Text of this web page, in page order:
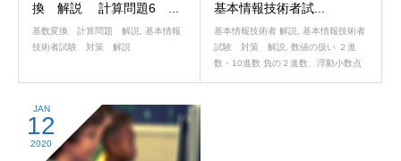
換 解説 計算問題6 ...
基数変換 計算問題 解説
基本情報
技術者試験 対策 解説
基本情報技術者試...
基本情報技術者 解説
基本情報技術者
試験 対策 解説
数値の扱い ２進
数・10進数 負の２進数、浮動小数点
JAN
12
2020